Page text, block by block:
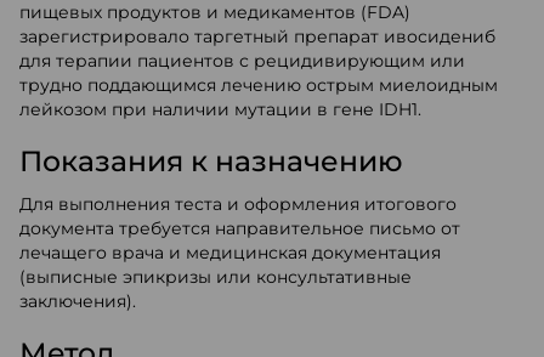
пищевых продуктов и медикаментов (FDA)
зарегистрировало таргетный препарат ивосидениб
для терапии пациентов с рецидивирующим или
трудно поддающимся лечению острым миелоидным
лейкозом при наличии мутации в гене IDH1.
Показания к назначению
Для выполнения теста и оформления итогового
документа требуется направительное письмо от
лечащего врача и медицинская документация
(выписные эпикризы или консультативные
заключения).